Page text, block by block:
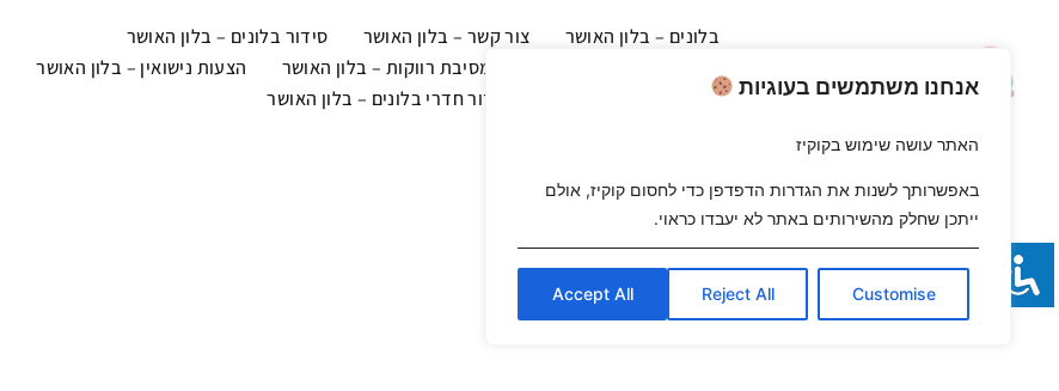
אנחנו משתמשים בעוגיות
האתר עושה שימוש בקוקיז
באפשרותך לשנות את הגדרות הדפדפן כדי לחסום קוקיז, אולם
ייתכן שחלק מהשירותים באתר לא יעבדו כראוי.
Customise
Reject All
Accept All
בלונים – בלון האושר צור קשר – בלון האושר
סידור בלונים – בלון האושר
עיצוב מסיבת רווקות – בלון האושר
הצעות נישואין – בלון האושר
עיצוב וסידור חדרי בלונים – בלון האושר